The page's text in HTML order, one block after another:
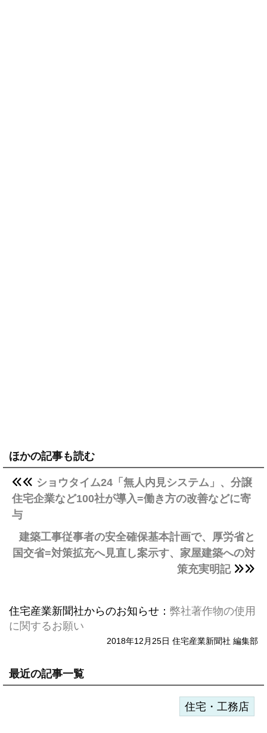
ほかの記事も読む
ショウタイム24「無人内見システム」、分譲
住宅企業など100社が導入=働き方の改善などに寄
与
建築工事従事者の安全確保基本計画で、厚労省と
国交省=対策拡充へ見直し案示す、家屋建築への対
策充実明記
住宅産業新聞社からのお知らせ： 弊社著作物の使用
に関するお願い
2018年12月25日 住宅産業新聞社 編集部
最近の記事一覧
住宅・工務店